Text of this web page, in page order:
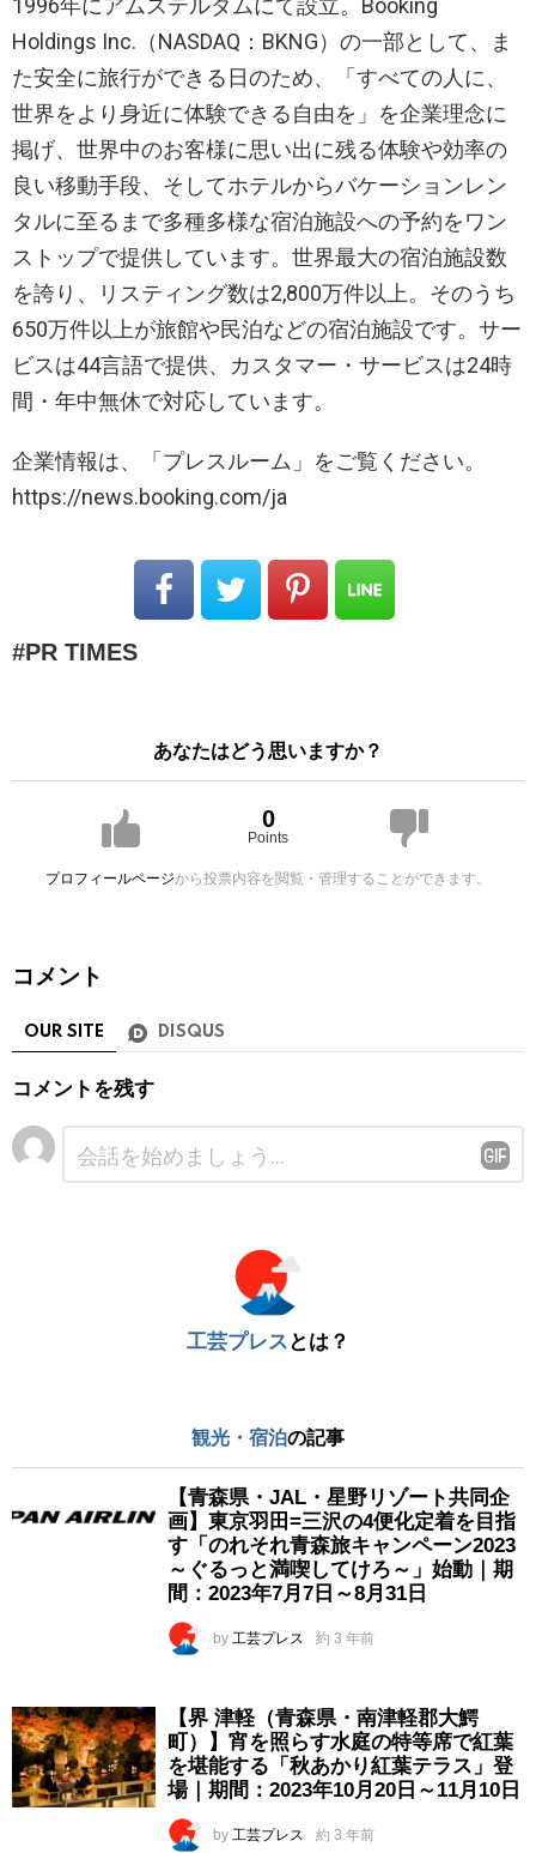
1996年にアムステルダムにて設立。Booking
Holdings Inc.（NASDAQ：BKNG）の一部として、ま
た安全に旅行ができる日のため、「すべての人に、
世界をより身近に体験できる自由を」を企業理念に
掲げ、世界中のお客様に思い出に残る体験や効率の
良い移動手段、そしてホテルからバケーションレン
タルに至るまで多種多様な宿泊施設への予約をワン
ストップで提供しています。世界最大の宿泊施設数
を誇り、リスティング数は2,800万件以上。そのうち
650万件以上が旅館や民泊などの宿泊施設です。サー
ビスは44言語で提供、カスタマー・サービスは24時
間・年中無休で対応しています。
企業情報は、「プレスルーム」をご覧ください。
https://news.booking.com/ja
PR TIMES
あなたはどう思いますか？
0
Points
プロフィールページから投票内容を閲覧・管理することができます。
コメント
OUR SITE DISQUS
コメントを残す
工芸プレス とは？
観光・宿泊の記事
【青森県・JAL・星野リゾート共同企
画】東京羽田=三沢の4便化定着を目指
す「のれそれ青森旅キャンペーン2023
～ぐるっと満喫してけろ～」始動｜期
間：2023年7月7日～8月31日
by 工芸プレス 約 3 年前
【界 津軽（青森県・南津軽郡大鰐
町）】宵を照らす水庭の特等席で紅葉
を堪能する「秋あかり紅葉テラス」登
場｜期間：2023年10月20日～11月10日
by 工芸プレス 約 3 年前